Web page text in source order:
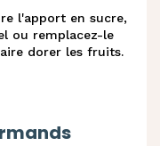
l'apport en sucre,
ou remplacez-le
dorer les fruits.